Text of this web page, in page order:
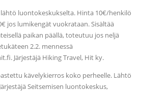
luontokeskukselta. Hinta 10€/henkilö
jos lumikengät vuokrataan. Sisältää
paikan päällä, toteutuu jos neljä
2.2. mennessä
Järjestäjä Hiking Travel, Hit ky.
kävelykierros koko perheelle. Lähtö
Seitsemisen luontokeskus,